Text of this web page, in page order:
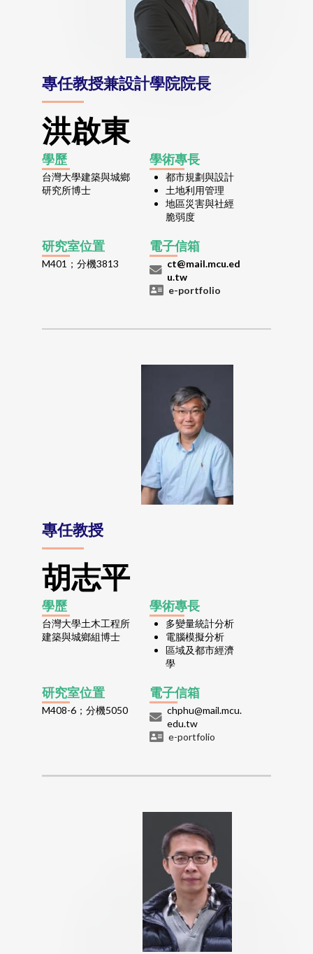
專任教授兼設計學院院長
洪啟東
學歷
台灣大學建築與城鄉
研究所博士
學術專長
都市規劃與設計
土地利用管理
地區災害與社經
脆弱度
研究室位置
M401；分機3813
電子信箱
ct@mail.mcu.ed
u.tw
e-portfolio
專任教授
胡志平
學歷
台灣大學土木工程所
建築與城鄉組博士
學術專長
多變量統計分析
電腦模擬分析
區域及都市經濟
學
研究室位置
M408-6；分機5050
電子信箱
chphu@mail.mcu.
edu.tw
e-portfolio